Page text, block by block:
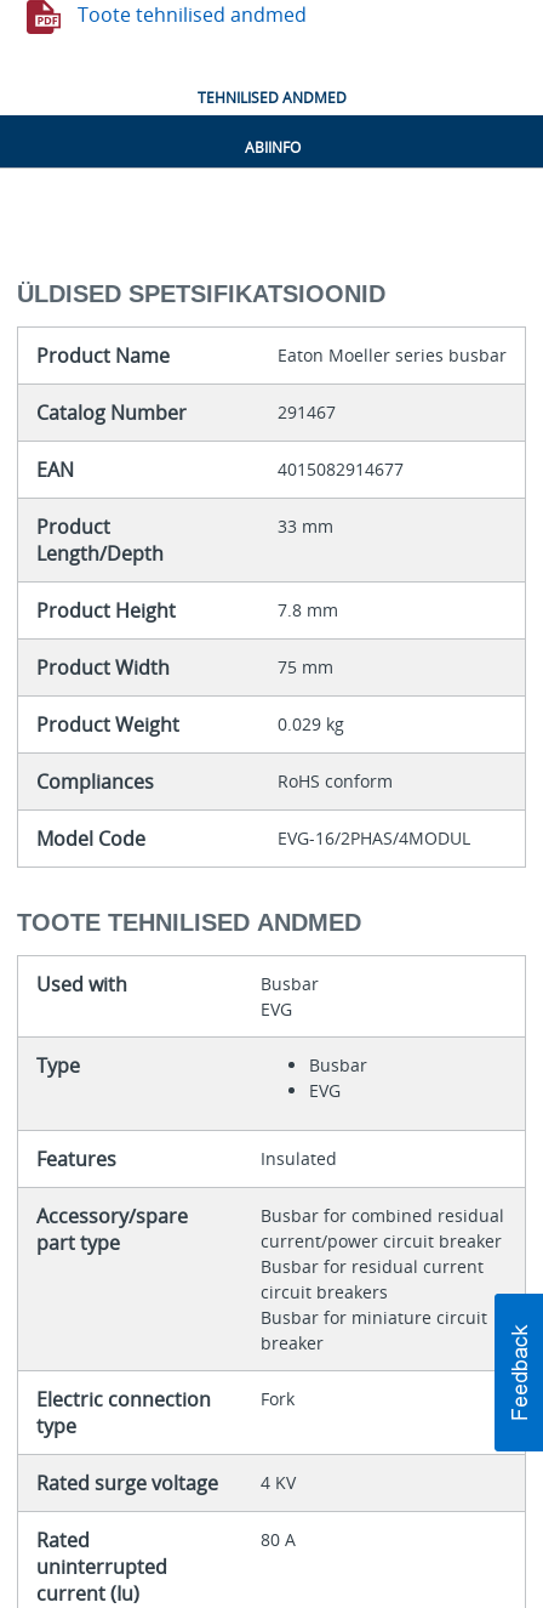
Toote tehnilised andmed
TEHNILISED ANDMED
ABIINFO
ÜLDISED SPETSIFIKATSIOONID
Product Name Eaton Moeller series busbar
Catalog Number 291467
EAN 4015082914677
Product
Length/Depth
33 mm
Product Height 7.8 mm
Product Width 75 mm
Product Weight 0.029 kg
Compliances RoHS conform
Model Code EVG-16/2PHAS/4MODUL
TOOTE TEHNILISED ANDMED
Used with
Busbar
EVG
Type
Busbar
EVG
Features Insulated
Accessory/spare
part type
Busbar for combined residual
current/power circuit breaker
Busbar for residual current
circuit breakers
Busbar for miniature circuit
breaker
Electric connection
type
Fork
Rated surge voltage 4 KV
Rated
uninterrupted
current (Iu)
80 A